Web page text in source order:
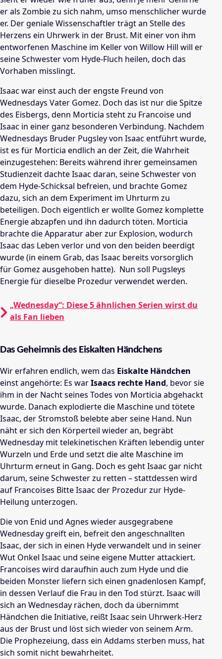
er als Zombie zu sich nahm, umso menschlicher wurde
er. Der geniale Wissenschaftler trägt an Stelle des
Herzens ein Uhrwerk in der Brust. Mit einer von ihm
entworfenen Maschine im Keller von Willow Hill will er
seine Schwester vom Hyde-Fluch heilen, doch das
Vorhaben misslingt.
Isaac war einst auch der engste Freund von
Wednesdays Vater Gomez. Doch das ist nur die Spitze
des Eisbergs, denn Morticia steht zu Francoise und
Isaac in einer ganz besonderen Verbindung. Nachdem
Wednesdays Bruder Pugsley von Isaac entführt wurde,
ist es für Morticia endlich an der Zeit, die Wahrheit
einzugestehen: Bereits während ihrer gemeinsamen
Studienzeit dachte Isaac daran, seine Schwester von
dem Hyde-Schicksal befreien, und brachte Gomez
dazu, sich an dem Experiment im Uhrturm zu
beteiligen. Doch eigentlich er wollte Gomez komplette
Energie abzapfen und ihn dadurch töten. Morticia
brachte die Apparatur aber zur Explosion, wodurch
Isaac das Leben verlor und von den beiden beerdigt
wurde (in einem Grab, das Isaac bereits vorsorglich
für Gomez ausgehoben hatte). Nun soll Pugsleys
Energie für dieselbe Prozedur verwendet werden.
„Wednesday“: Diese 5 ähnlichen Serien wirst du
als Fan lieben
Das Geheimnis des Eiskalten Händchens
Wir erfahren endlich, wem das Eiskalte Händchen
einst angehörte: Es warIsaacs rechte Hand, bevor sie
ihm in der Nacht seines Todes von Morticia abgehackt
wurde. Danach explodierte die Maschine und tötete
Isaac, der Stromstoß belebte aber seine Hand. Nun
näht er sich den Körperteil wieder an, begräbt
Wednesday mit telekinetischen Kräften lebendig unter
Wurzeln und Erde und setzt die alte Maschine im
Uhrturm erneut in Gang. Doch es geht Isaac gar nicht
darum, seine Schwester zu retten – stattdessen wird
auf Francoises Bitte Isaac der Prozedur zur Hyde-
Heilung unterzogen.
Die von Enid und Agnes wieder ausgegrabene
Wednesday greift ein, befreit den angeschnallten
Isaac, der sich in einen Hyde verwandelt und in seiner
Wut Onkel Isaac und seine eigene Mutter attackiert.
Francoises wird daraufhin auch zum Hyde und die
beiden Monster liefern sich einen gnadenlosen Kampf,
in dessen Verlauf die Frau in den Tod stürzt. Isaac will
sich an Wednesday rächen, doch da übernimmt
Händchen die Initiative, reißt Isaac sein Uhrwerk-Herz
aus der Brust und löst sich wieder von seinem Arm.
Die Prophezeiung, dass ein Addams sterben muss, hat
sich somit nicht bewahrheitet.